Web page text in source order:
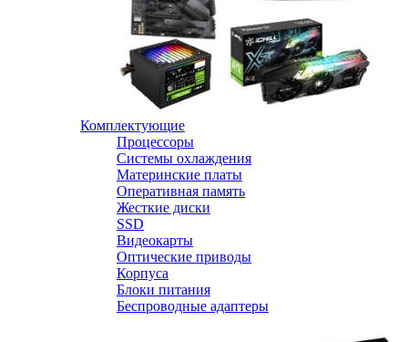
Комплектующие
Процессоры
Системы охлаждения
Материнские платы
Оперативная память
Жесткие диски
SSD
Видеокарты
Оптические приводы
Корпуса
Блоки питания
Беспроводные адаптеры